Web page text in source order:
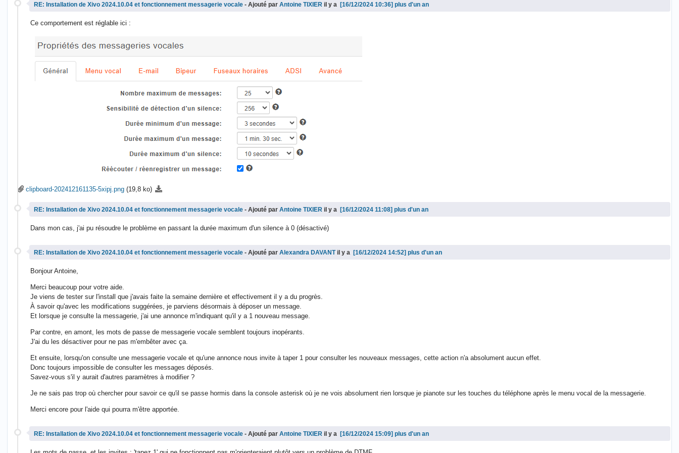
RE: Installation de Xivo 2024.10.04 et fonctionnement messagerie vocale - Ajouté par Antoine TIXIER il y a plus d'un an
Ce comportement est réglable ici :
clipboard-202412161135-5xipj.png (19,8 ko)
RE: Installation de Xivo 2024.10.04 et fonctionnement messagerie vocale - Ajouté par Antoine TIXIER il y a plus d'un an
Dans mon cas, j'ai pu résoudre le problème en passant la durée maximum d'un silence à 0 (désactivé)
RE: Installation de Xivo 2024.10.04 et fonctionnement messagerie vocale - Ajouté par Alexandra DAVANTil y a plus d'un an
Bonjour Antoine,
Merci beaucoup pour votre aide.
Je viens de tester sur l'install que j'avais faite la semaine dernière et effectivement il y a du progrès.
À savoir qu'avec les modifications suggérées, je parviens désormais à déposer un message.
Et lorsque je consulte la messagerie, j'ai une annonce m'indiquant qu'il y a 1 nouveau message.
Par contre, en amont, les mots de passe de messagerie vocale semblent toujours inopérants.
J'ai du les désactiver pour ne pas m'embêter avec ça.
Et ensuite, lorsqu'on consulte une messagerie vocale et qu'une annonce nous invite à taper 1 pour consulter les nouveaux messages, cette action n'a absolument aucun effet.
Donc toujours impossible de consulter les messages déposés.
Savez-vous s'il y aurait d'autres paramètres à modifier ?
Je ne sais pas trop où chercher pour savoir ce qu'il se passe hormis dans la console asterisk où je ne vois absolument rien lorsque je pianote sur les touches du téléphone après le menu vocal de la messagerie.
Merci encore pour l'aide qui pourra m'être apportée.
RE: Installation de Xivo 2024.10.04 et fonctionnement messagerie vocale - Ajouté par Antoine TIXIER il y a plus d'un an